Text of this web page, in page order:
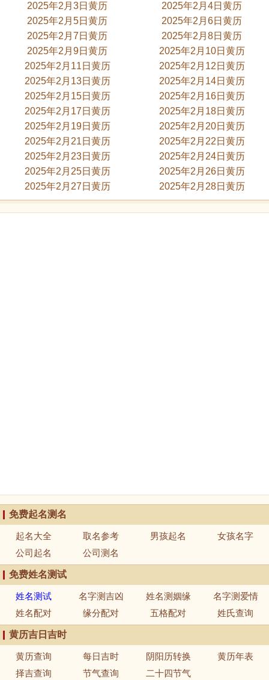
2025年2月3日黄历
2025年2月4日黄历
2025年2月5日黄历
2025年2月6日黄历
2025年2月7日黄历
2025年2月8日黄历
2025年2月9日黄历
2025年2月10日黄历
2025年2月11日黄历
2025年2月12日黄历
2025年2月13日黄历
2025年2月14日黄历
2025年2月15日黄历
2025年2月16日黄历
2025年2月17日黄历
2025年2月18日黄历
2025年2月19日黄历
2025年2月20日黄历
2025年2月21日黄历
2025年2月22日黄历
2025年2月23日黄历
2025年2月24日黄历
2025年2月25日黄历
2025年2月26日黄历
2025年2月27日黄历
2025年2月28日黄历
免费起名测名
起名大全 取名参考 男孩起名
女孩名字
公司起名
公司测名
免费姓名测试
姓名测试 名字测吉凶 姓名测姻缘
名字测爱情
姓名配对
缘分配对 五格配对 姓氏查询
黄历吉日吉时
黄历查询 每日吉时 阴阳历转换
黄历年表
择吉查询
节气查询 二十四节气